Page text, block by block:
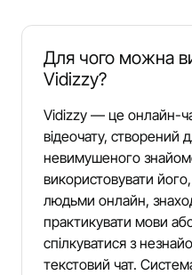
Для чого можна
Vidizzy?
Vidizzy — це онлайн-
відеочату, створений
невимушеного
використовувати
людьми онлайн,
практикувати мови
спілкуватися з
текстовий чат.